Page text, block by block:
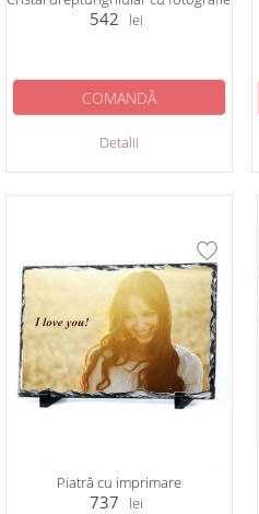
542 lei
Detalii
COMANDĂ
Piatră cu imprimare
737 lei